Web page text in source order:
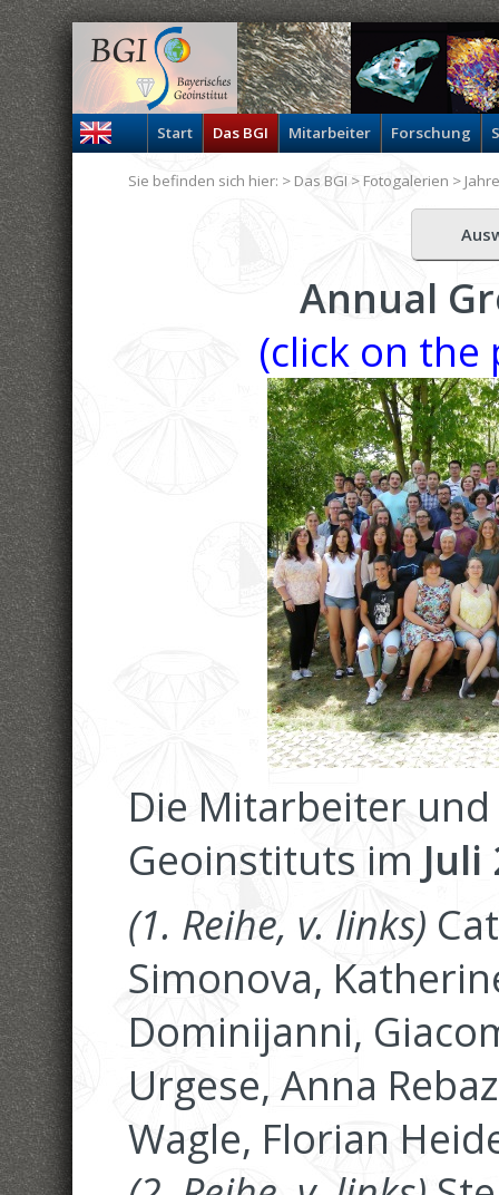
Start Das BGI Mitarbeiter Forschung
Annual
(click on the
Die Mitarbeiter
Geoinstituts im Juli
(1. Reihe, v. links)
Simonova,
Dominijanni,
Urgese, Anna
Wagle, Florian
Sie befinden sich hier: > Das BGI > Fotogalerien >